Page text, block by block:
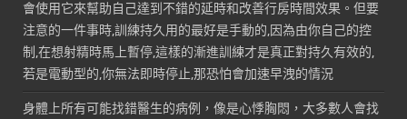
會使用它來幫助自己達到不錯的延時和改善行房時間效果。但要
注意的一件事時,訓練持久用的最好是手動的,因為由你自己的控
制,在想射精時馬上暫停,這樣的漸進訓練才是真正對持久有效的,
若是電動型的,你無法即時停止,那恐怕會加速早洩的情況
身體上所有可能找錯醫生的病例，像是心悸胸悶，大多數人會找